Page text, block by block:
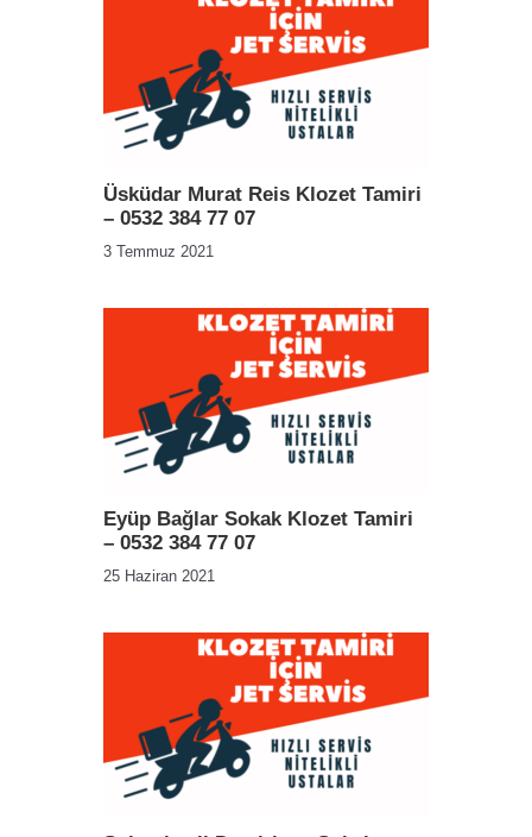
Üsküdar Murat Reis Klozet Tamiri
– 0532 384 77 07
3 Temmuz 2021
Eyüp Bağlar Sokak Klozet Tamiri
– 0532 384 77 07
25 Haziran 2021